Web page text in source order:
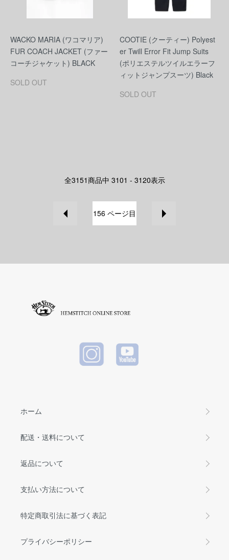
WACKO MARIA (ワコマリア)
FUR COACH JACKET (ファー
コーチジャケット) BLACK
SOLD OUT
COOTIE (クーティー) Polyest
er Twill Error Fit Jump Suits
(ポリエステルツイルエラーフ
ィットジャンプスーツ) Black
SOLD OUT
全3151商品中 3101 - 3120表示
156 ページ目
ホーム
配送・送料について
返品について
支払い方法について
特定商取引法に基づく表記
プライバシーポリシー